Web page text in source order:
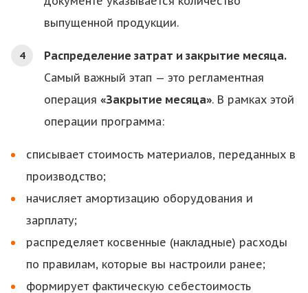
выпущенной продукции.
Распределение затрат и закрытие месяца.
Самый важный этап — это регламентная
операция «Закрытие месяца». В рамках этой
операции программа:
списывает стоимость материалов, переданных в
производство;
начисляет амортизацию оборудования и
зарплату;
распределяет косвенные (накладные) расходы
по правилам, которые вы настроили ранее;
формирует фактическую себестоимость